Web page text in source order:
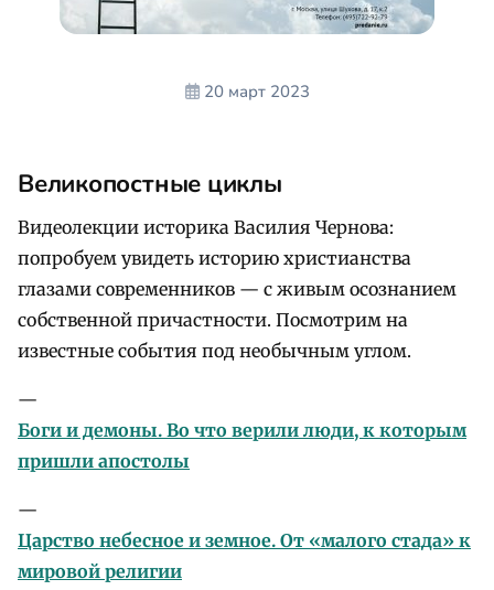
20 март 2023
Великопостные циклы
Видеолекции историка Василия Чернова:
попробуем увидеть историю христианства
глазами современников — с живым осознанием
собственной причастности. Посмотрим на
известные события под необычным углом.
—
Боги и демоны. Во что верили люди, к которым
пришли апостолы
—
Царство небесное и земное. От «малого стада» к
мировой религии